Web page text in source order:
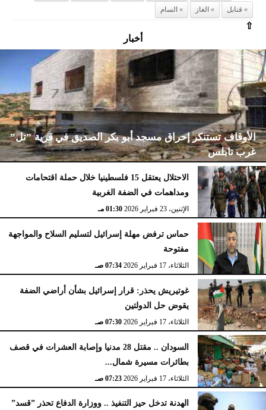
قنابل الغاز السام
⇧
أخبار
الأوقاف تستنكر إحراق مسجد أبو بكر الصديق في قرية ”تل”
غرب نابلس
الإثنين، 23 فبراير 2026 02:15 مـ
الاحتلال يعتقل 15 فلسطينيا خلال حملة اقتحامات
ومداهمات في الضفة الغربية
الإثنين، 23 فبراير 2026 01:30 مـ
حماس ترفض مهلة إسرائيل لتسليم السلاح والمواجهة
مفتوحة
الثلاثاء، 17 فبراير 2026 07:34 صـ
غوتيريش يحذر: قرار إسرائيل بشأن أراضي الضفة
يقوض حل الدولتين
الثلاثاء، 17 فبراير 2026 07:30 صـ
السودان .. مقتل 28 مدنيا وإصابة العشرات في قصف
بطائرات مسيرة شمال...
الثلاثاء، 17 فبراير 2026 07:23 صـ
الهدنة تدخل حيز التنفيذ .. ووزارة الدفاع تحذر ”قسد”